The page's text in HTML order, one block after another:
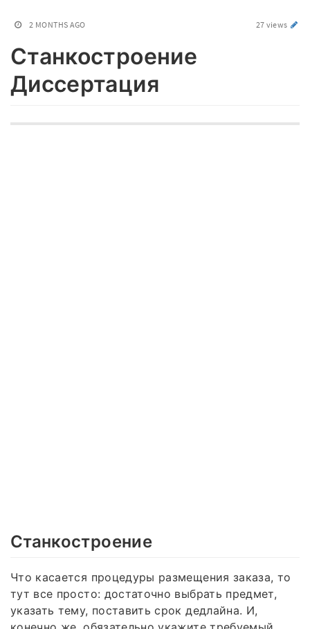
2 MONTHS AGO 27 views
Станкостроение
Диссертация
Станкостроение
Что касается процедуры размещения заказа, то
тут все просто: достаточно выбрать предмет,
указать тему, поставить срок дедлайна. И,